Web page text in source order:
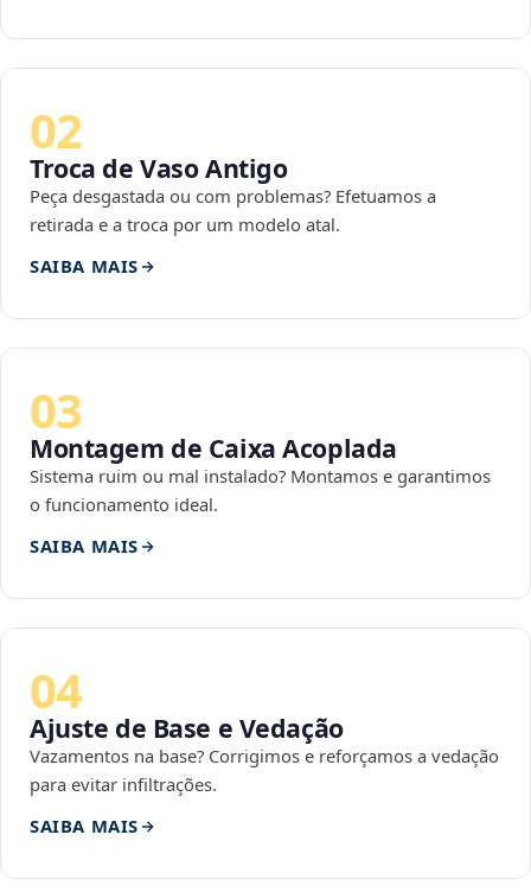
02
Troca de Vaso Antigo
Peça desgastada ou com problemas? Efetuamos a
retirada e a troca por um modelo atal.
SAIBA MAIS
03
Montagem de Caixa Acoplada
Sistema ruim ou mal instalado? Montamos e garantimos
o funcionamento ideal.
SAIBA MAIS
04
Ajuste de Base e Vedação
Vazamentos na base? Corrigimos e reforçamos a vedação
para evitar infiltrações.
SAIBA MAIS